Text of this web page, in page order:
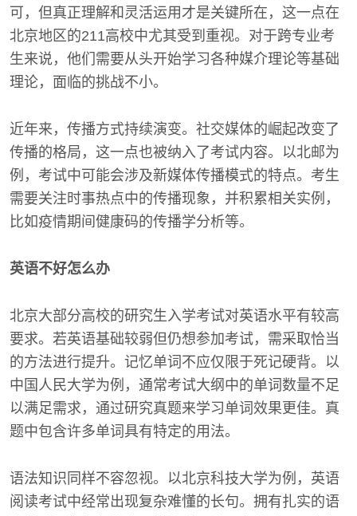
可，但真正理解和灵活运用才是关键所在，这一点在
北京地区的211高校中尤其受到重视。对于跨专业考
生来说，他们需要从头开始学习各种媒介理论等基础
理论，面临的挑战不小。
近年来，传播方式持续演变。社交媒体的崛起改变了
传播的格局，这一点也被纳入了考试内容。以北邮为
例，考试中可能会涉及新媒体传播模式的特点。考生
需要关注时事热点中的传播现象，并积累相关实例，
比如疫情期间健康码的传播学分析等。
英语不好怎么办
北京大部分高校的研究生入学考试对英语水平有较高
要求。若英语基础较弱但仍想参加考试，需采取恰当
的方法进行提升。记忆单词不应仅限于死记硬背。以
中国人民大学为例，通常考试大纲中的单词数量不足
以满足需求，通过研究真题来学习单词效果更佳。真
题中包含许多单词具有特定的用法。
语法知识同样不容忽视。以北京科技大学为例，英语
阅读考试中经常出现复杂难懂的长句。拥有扎实的语